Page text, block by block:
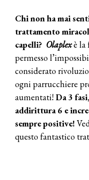
aziende
Chi non ha mai
trattamento
capelli? Olaplexè la
permesso
considerato
ogni parrucchiere
aumentati!Da 3
addirittura 6 e
sempre positive!
questo fantastico